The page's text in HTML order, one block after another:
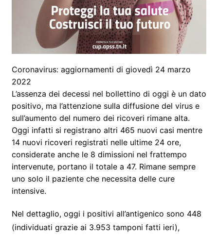
Coronavirus: aggiornamenti di giovedì 24 marzo
2022
L’assenza dei decessi nel bollettino di oggi è un dato
positivo, ma l’attenzione sulla diffusione del virus e
sull’aumento del numero dei ricoveri rimane alta.
Oggi infatti si registrano altri 465 nuovi casi mentre
14 nuovi ricoveri registrati nelle ultime 24 ore,
considerate anche le 8 dimissioni nel frattempo
intervenute, portano il totale a 47. Rimane sempre
uno solo il paziente che necessita delle cure
intensive.
Nel dettaglio, oggi i positivi all’antigenico sono 448
(individuati grazie ai 3.953 tamponi fatti ieri),